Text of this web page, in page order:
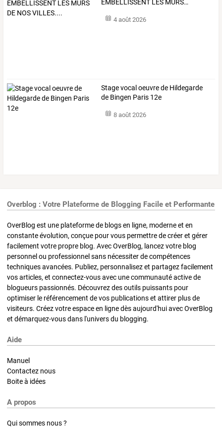
EMBELLISSENT LES MURS…
4 août 2026
Stage vocal oeuvre de Hildegarde
de Bingen Paris 12e
8 août 2026
Overblog : Votre Plateforme de Blogging Facile et Performante
OverBlog est une plateforme de blogs en ligne, moderne et en
constante évolution, conçue pour vous permettre de créer et gérer
facilement votre propre blog. Avec OverBlog, lancez votre blog
personnel ou professionnel sans nécessiter de compétences
techniques avancées. Publiez, personnalisez et partagez facilement
vos articles, et connectez-vous avec une communauté active de
blogueurs passionnés. Découvrez des outils puissants pour
optimiser le référencement de vos publications et attirer plus de
visiteurs. Créez votre espace en ligne dès aujourd'hui avec OverBlog
et démarquez-vous dans l'univers du blogging.
Aide
Manuel
Contactez nous
Boite à idées
A propos
Qui sommes nous ?